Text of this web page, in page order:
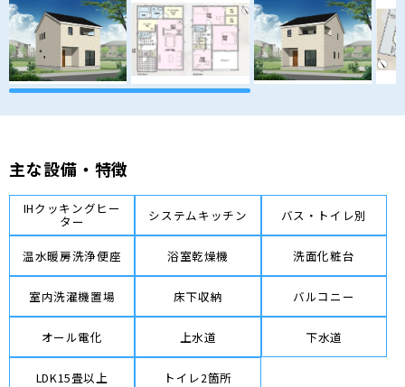
主な設備・特徴
IHクッキングヒー
ター システムキッチン バス・トイレ別
温水暖房洗浄便座 浴室乾燥機 洗面化粧台
室内洗濯機置場 床下収納 バルコニー
オール電化 上水道 下水道
LDK15畳以上 トイレ2箇所